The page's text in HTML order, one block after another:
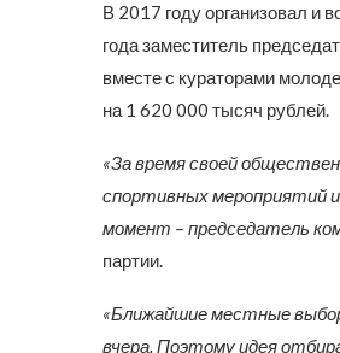
В 2017 году организовал и
года заместитель
вместе с кураторами
на 1 620 000 тысяч рублей.
«За время своей
спортивных мероприятий
момент – председатель
партии.
«Ближайшие местные
вчера. Поэтому идея